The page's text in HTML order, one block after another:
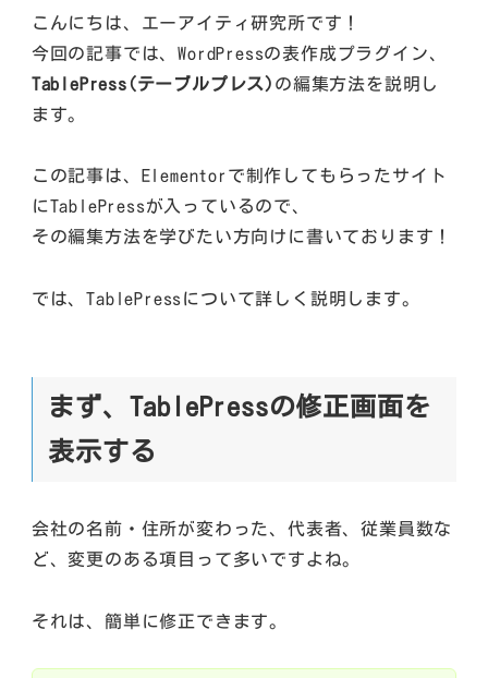
こんにちは、エーアイティ研究所です！
今回の記事では、WordPressの表作成プラグイン、
TablePress(テーブルプレス) の編集方法を説明し
ます。
この記事は、Elementorで制作してもらったサイト
にTablePressが入っているので、
その編集方法を学びたい方向けに書いております！
では、TablePressについて詳しく説明します。
まず、TablePressの修正画面を
表示する
会社の名前・住所が変わった、代表者、従業員数な
ど、変更のある項目って多いですよね。
それは、簡単に修正できます。